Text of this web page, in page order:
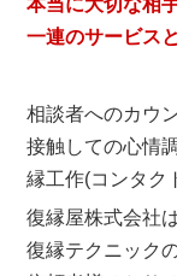
一連のサービス
相談者へのカウ
接触しての心情
縁工作(コンタク
復縁屋株式会社
復縁テクニック